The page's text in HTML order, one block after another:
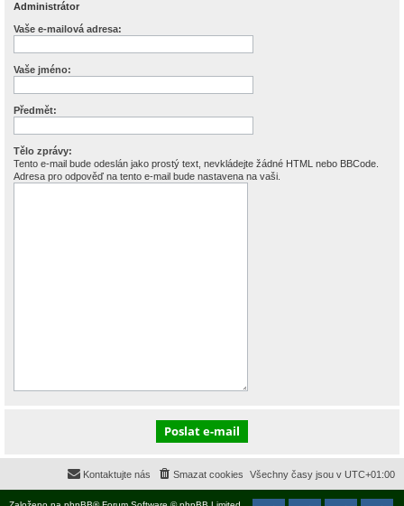
Administrátor
Vaše e-mailová adresa:
Vaše jméno:
Předmět:
Tělo zprávy:
Tento e-mail bude odeslán jako prostý text, nevkládejte žádné HTML nebo BBCode.
Adresa pro odpověď na tento e-mail bude nastavena na vaši.
Všechny časy jsou v UTC+01:00
Smazat cookies
Kontaktujte nás